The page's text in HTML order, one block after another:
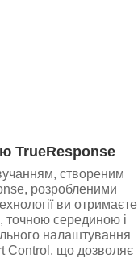
TrueResponse
створеним
розробленими
ви отримаєте
точною серединою і
налаштування
Control, що дозволяє